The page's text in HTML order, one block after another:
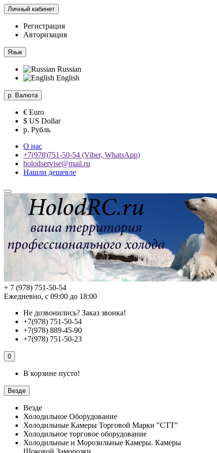
Личный кабинет
Регистрация
Авторизация
Язык
Russian
English
р. Валюта
€ Euro
$ US Dollar
р. Рубль
О нас
+7(978)751-50-54 (Viber, WhatsApp)
holodservise@mail.ru
Нашли дешевле
+ 7 (978) 751-50-54
Ежедневно, с 09:00 до 18:00
Не дозвонились? Заказ звонка!
+7(978) 751-50-54
+7(978) 889-45-90
+7(978) 751-50-23
0
В корзине пусто!
Везде
Везде
Холодильное Оборудование
Холодильные Камеры Торговой Марки "СТТ"
Холодильное торговое оборудование
Холодильные и Морозильные Камеры. Камеры
Шоковой Заморозки.